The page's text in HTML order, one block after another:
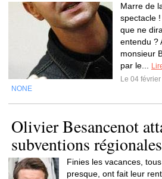
Marre de
spectacle
que ne
entendu ?
monsieur
par le...
Le 04
NONE
Olivier Besancenot
subventions
Finies les vacances,
presque, ont fait leur